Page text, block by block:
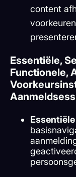
content
Essentiële,
Functionele,